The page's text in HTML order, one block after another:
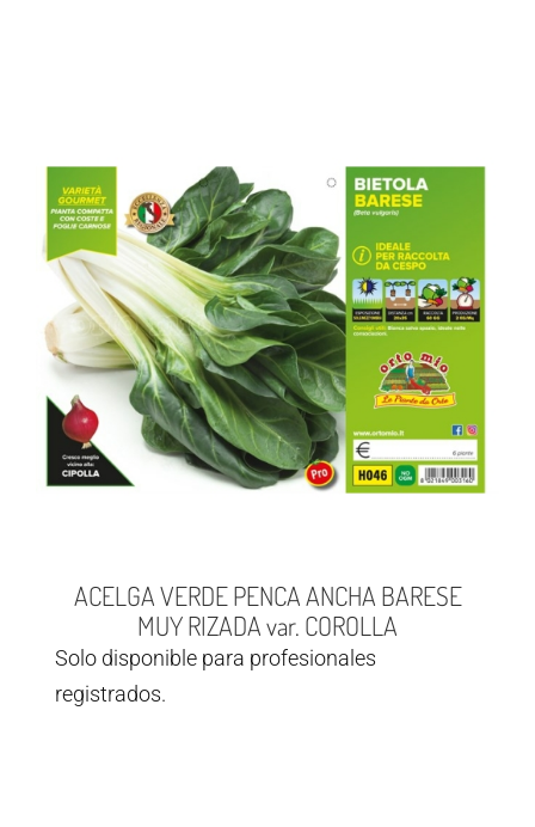
ACELGA VERDE PENCA ANCHA BARESE
MUY RIZADA var. COROLLA
Solo disponible para profesionales
registrados.